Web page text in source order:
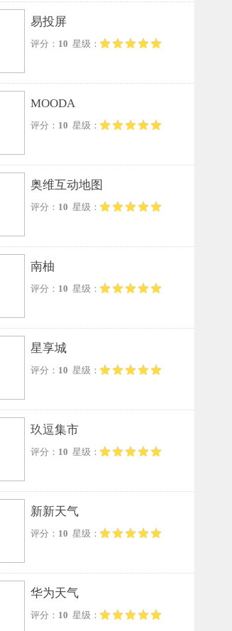
易投屏
评分： 10 星级：
MOODA
评分： 10 星级：
奥维互动地图
评分： 10 星级：
南柚
评分： 10 星级：
星享城
评分： 10 星级：
玖逗集市
评分： 10 星级：
新新天气
评分： 10 星级：
华为天气
评分： 10 星级：